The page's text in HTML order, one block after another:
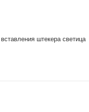
штекера светица